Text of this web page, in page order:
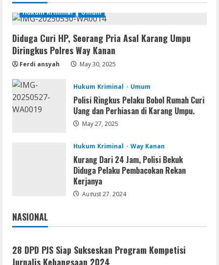
1 August 8, 2026
Resettools
Vpn One Click Cracked x86-x64 [no
Virus]
Resettools
GraphPad Prism Academic & Corporate
Cracked x86-x64 [no Virus]
Remux
August 7, 2026
Direct Link 2026
Hukum Kriminal Umum
Diduga Curi HP, Seorang Pria Asal Karang Umpu
Diringkus Polres Way Kanan
Ferdi ansyah May 30, 2025
Hukum Kriminal Umum
Polisi Ringkus Pelaku Bobol Rumah Curi
Uang dan Perhiasan di Karang Umpu.
May 27, 2025
Hukum Kriminal Way Kanan
Kurang Dari 24 Jam, Polisi Bekuk
Diduga Pelaku Pembacokan Rekan
Kerjanya
August 27, 2024
NASIONAL
Jakarta
28 DPD PJS Siap Sukseskan Program Kompetisi
Jurnalis Kebangsaan 2024